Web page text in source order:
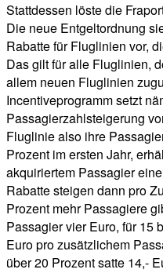
Stattdessen löste die
Die neue Entgeltordnung
Rabatte für Fluglinien vor,
Das gilt für alle Fluglinien,
allem neuen Fluglinien
Incentiveprogramm setzt
Passagierzahlsteigerung
Fluglinie also ihre
Prozent im ersten Jahr,
akquiriertem Passagier
Rabatte steigen dann pro
Prozent mehr Passagiere
Passagier vier Euro, für 15
Euro pro zusätzlichem
über 20 Prozent satte 14,-